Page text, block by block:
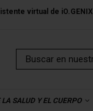
virtual de iO.GENIX
SALUD Y EL CUERPO